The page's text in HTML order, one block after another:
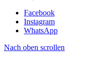
Facebook
Instagram
WhatsApp
Nach oben scrollen